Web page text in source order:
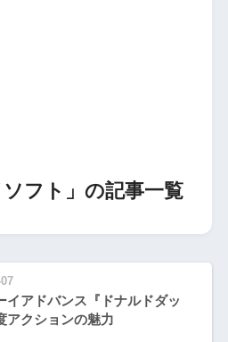
ソフト」の記事一覧
イアドバンス『ドナルドダッ
アクションの魅力